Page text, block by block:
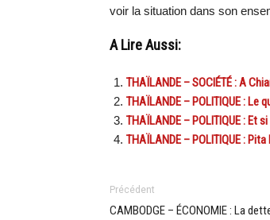
voir la situation dans son
A Lire Aussi:
THAÏLANDE – SOCIÉTÉ : A
THAÏLANDE – POLITIQUE :
THAÏLANDE – POLITIQUE : Et
THAÏLANDE – POLITIQUE :
Précédent
CAMBODGE – ÉCONOMIE : La